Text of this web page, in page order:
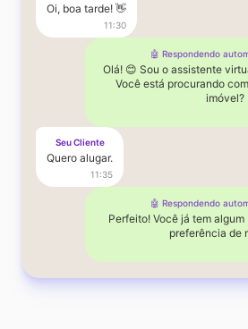
Oi, boa tarde! 👋
11:30
🤖 Respondendo
Olá! 😊 Sou o assistente
Você está procurando
imóvel?
Seu Cliente
Quero alugar.
11:35
🤖 Respondendo
Perfeito! Você já tem
preferência de